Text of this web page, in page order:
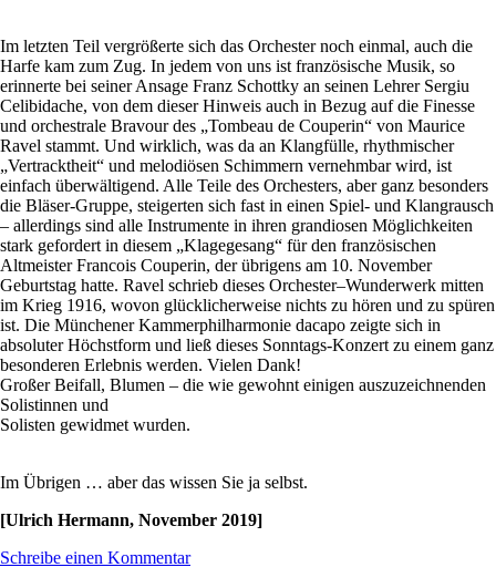
Im letzten Teil vergrößerte sich das Orchester noch einmal, auch die
Harfe kam zum Zug. In jedem von uns ist französische Musik, so
erinnerte bei seiner Ansage Franz Schottky an seinen Lehrer Sergiu
Celibidache, von dem dieser Hinweis auch in Bezug auf die Finesse
und orchestrale Bravour des „Tombeau de Couperin“ von Maurice
Ravel stammt. Und wirklich, was da an Klangfülle, rhythmischer
„Vertracktheit“ und melodiösen Schimmern vernehmbar wird, ist
einfach überwältigend. Alle Teile des Orchesters, aber ganz besonders
die Bläser-Gruppe, steigerten sich fast in einen Spiel- und Klangrausch
– allerdings sind alle Instrumente in ihren grandiosen Möglichkeiten
stark gefordert in diesem „Klagegesang“ für den französischen
Altmeister Francois Couperin, der übrigens am 10. November
Geburtstag hatte. Ravel schrieb dieses Orchester–Wunderwerk mitten
im Krieg 1916, wovon glücklicherweise nichts zu hören und zu spüren
ist. Die Münchener Kammerphilharmonie dacapo zeigte sich in
absoluter Höchstform und ließ dieses Sonntags-Konzert zu einem ganz
besonderen Erlebnis werden. Vielen Dank!
Großer Beifall, Blumen – die wie gewohnt einigen auszuzeichnenden
Solistinnen und
Solisten gewidmet wurden.
Im Übrigen … aber das wissen Sie ja selbst.
[Ulrich Hermann, November 2019]
Schreibe einen Kommentar